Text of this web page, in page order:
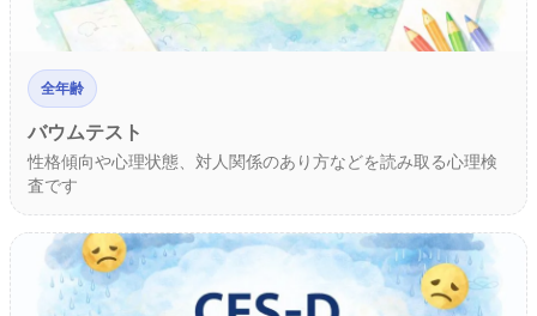
全年齢
バウムテスト
性格傾向や心理状態、対人関係のあり方などを読み取る心理検
査です